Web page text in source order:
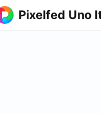
Pixelfed Uno